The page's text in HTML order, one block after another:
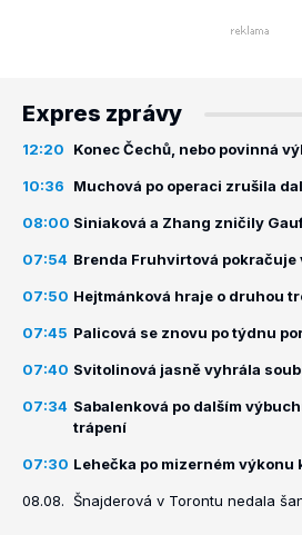
Expres zprávy
12:20 Konec Čechů, nebo povinná
10:36 Muchová po operaci zrušila
08:00 Siniaková a Zhang zničily
07:54 Brenda Fruhvirtová pokračuje
07:50 Hejtmánková hraje o druhou
07:45 Palicová se znovu po týdnu
07:40 Svitolinová jasně vyhrála
07:34 Sabalenková po dalším
trápení
07:30 Lehečka po mizerném výkonu
08.08. Šnajderová v Torontu nedala